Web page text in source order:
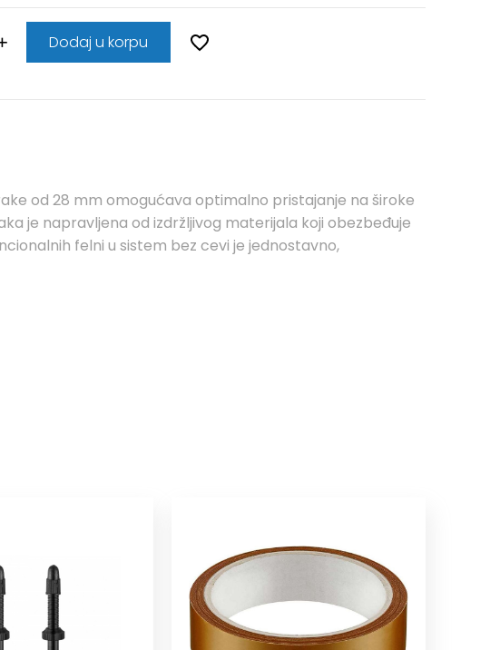
Dodaj u korpu
od 28 mm omogućava optimalno pristajanje na široke
je napravljena od izdržljivog materijala koji obezbeđuje
felni u sistem bez cevi je jednostavno,